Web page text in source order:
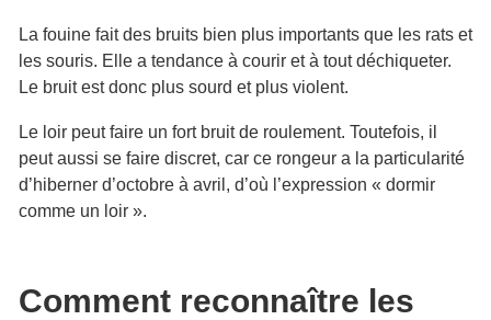
La fouine fait des bruits bien plus importants que les rats et
les souris. Elle a tendance à courir et à tout déchiqueter.
Le bruit est donc plus sourd et plus violent.
Le loir peut faire un fort bruit de roulement. Toutefois, il
peut aussi se faire discret, car ce rongeur a la particularité
d’hiberner d’octobre à avril, d’où l’expression « dormir
comme un loir ».
Comment reconnaître les